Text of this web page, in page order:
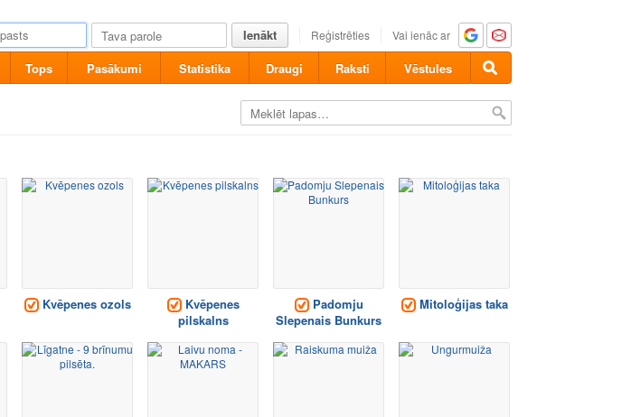
Ienākt Reģistrēties Vai ienāc ar
Tops Pasākumi Statistika Draugi Raksti Vēstules
Kvēpenes ozols
Kvēpenes
pilskalns
Padomju
Slepenais Bunkurs
Mitoloģijas taka